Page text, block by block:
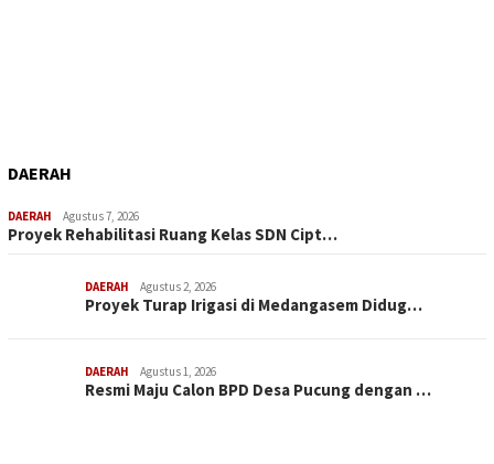
DAERAH
DAERAH Agustus 7, 2026
Proyek Rehabilitasi Ruang Kelas SDN Cipt…
DAERAH Agustus 2, 2026
Proyek Turap Irigasi di Medangasem Didug…
DAERAH Agustus 1, 2026
Resmi Maju Calon BPD Desa Pucung dengan …